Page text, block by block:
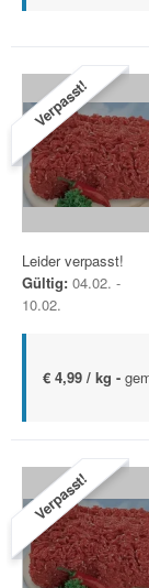
Verpasst!
Leider verpasst!
Gültig: 04.02. -
10.02.
€ 4,99 / kg -
Verpasst!